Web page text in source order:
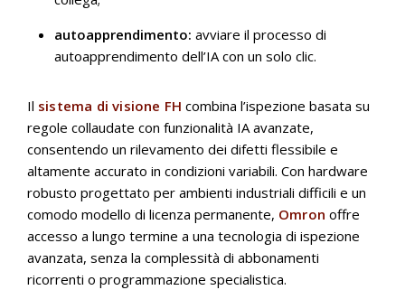
autoapprendimento: avviare il processo di
autoapprendimento dell’IA con un solo clic.
Il sistema di visione FH combina l’ispezione basata su
regole collaudate con funzionalità IA avanzate,
consentendo un rilevamento dei difetti flessibile e
altamente accurato in condizioni variabili. Con hardware
robusto progettato per ambienti industriali difficili e un
comodo modello di licenza permanente, Omron offre
accesso a lungo termine a una tecnologia di ispezione
avanzata, senza la complessità di abbonamenti
ricorrenti o programmazione specialistica.